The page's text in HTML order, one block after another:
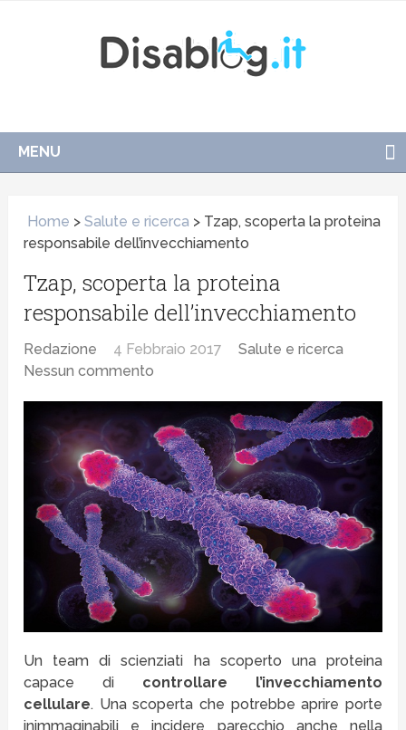
MENU
Home >Salute e ricerca > Tzap, scoperta la proteina
responsabile dell’invecchiamento
Tzap, scoperta la proteina
responsabile dell’invecchiamento
Redazione 4 Febbraio 2017
Salute e ricerca
Nessun commento
Un team di scienziati ha scoperto una proteina
capace di controllare l’invecchiamento
cellulare. Una scoperta che potrebbe aprire porte
inimmaginabili e incidere parecchio anche nella